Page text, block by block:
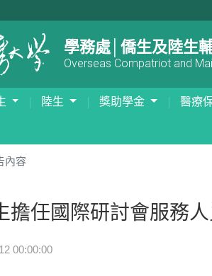
學務處│僑生及陸生
Overseas Compatriot and
陸生 獎助學金 醫療
內容
擔任國際研討會服務人
00:00:00